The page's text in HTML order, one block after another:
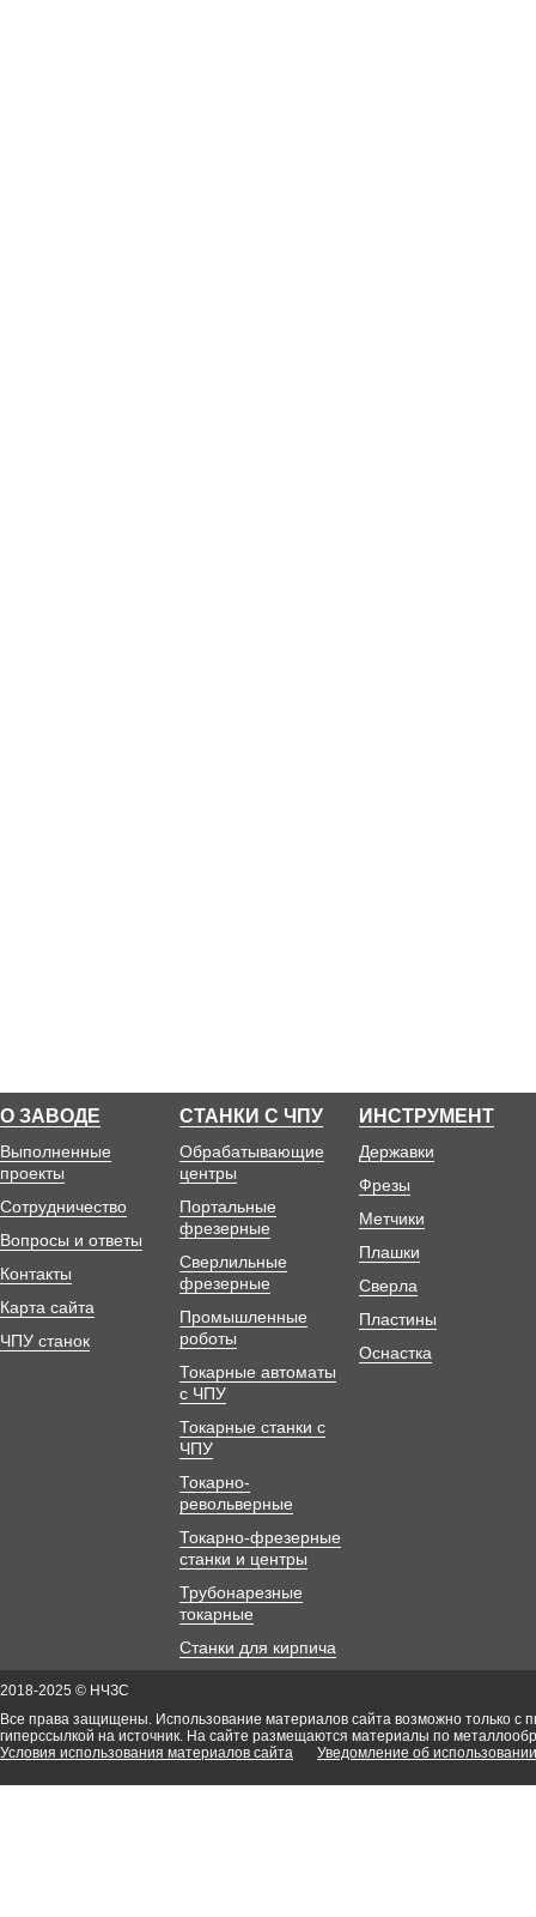
О ЗАВОДЕ
Выполненные
проекты
Сотрудничество
Вопросы и ответы
Контакты
Карта сайта
ЧПУ станок
СТАНКИ С ЧПУ
Обрабатывающие
центры
Портальные
фрезерные
Сверлильные
фрезерные
Промышленные
роботы
Токарные автоматы
с ЧПУ
Токарные станки с
ЧПУ
Токарно-
револьверные
Токарно-фрезерные
станки и центры
Трубонарезные
токарные
Станки для кирпича
ИНСТРУМЕНТ
Державки
Фрезы
Метчики
Плашки
Сверла
Пластины
Оснастка
2018-2025 © НЧЗС
Все права защищены. Использование материалов сайта возможно только с
гиперссылкой на источник. На сайте размещаются материалы по
Условия использования материалов сайта
Уведомление об